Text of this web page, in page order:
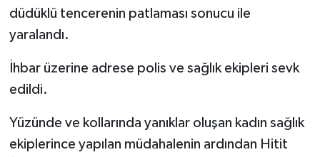
düdüklü tencerenin patlaması sonucu ile
yaralandı.
İhbar üzerine adrese polis ve sağlık ekipleri sevk
edildi.
Yüzünde ve kollarında yanıklar oluşan kadın sağlık
ekiplerince yapılan müdahalenin ardından Hitit
Sungurlu
Sağlık